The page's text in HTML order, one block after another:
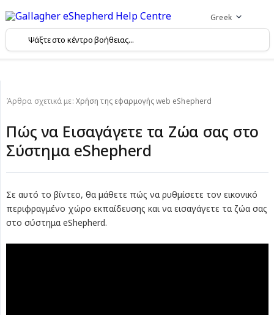
Greek
Άρθρα σχετικά με: Χρήση της εφαρμογής web eShepherd
Πώς να Εισαγάγετε τα Ζώα σας στο
Σύστημα eShepherd
Σε αυτό το βίντεο, θα μάθετε πώς να ρυθμίσετε τον εικονικό
περιφραγμένο χώρο εκπαίδευσης και να εισαγάγετε τα ζώα σας
στο σύστημα eShepherd.